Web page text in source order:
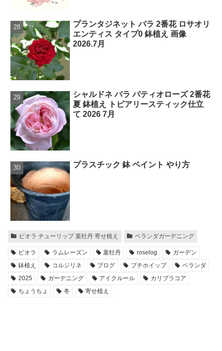
プランタジネット バラ 2番花 ロサオリ
エンティス タイプ0 鉢植え 画像
2026.7月
シャルドネ バラ パティオローズ 2番花
夏 鉢植え トピアリースティック仕立
て 2026 7月
プラスチック 鉢 ペイント やり方
ビオラ チューリップ 葉牡丹 寄せ植え ベランダガーデニング
ビオラ ラムレーズン 葉牡丹 roselog
ガーデン
鉢植え
コルジリネ ブログ プチホイップ
ベランダ
2025
ガーデニング アイクルール
カリブラコア
ちょうちょ
冬 寄せ植え